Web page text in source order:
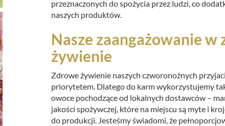
przeznaczonych do spożycia przez ludzi, co
naszych produktów.
Nasze zaangażowanie w
żywienie
Zdrowe żywienie naszych czworonożnych
priorytetem. Dlatego do karm wykorzystujemy
owoce pochodzące od lokalnych dostawców –
jakości spożywczej, które na miejscu są myte i
do produkcji. Jesteśmy świadomi, że